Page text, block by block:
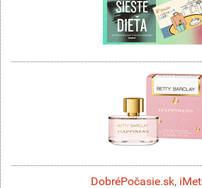
DobréPočasie.sk,